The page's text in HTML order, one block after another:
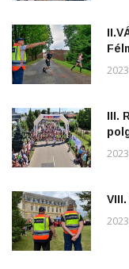
III.